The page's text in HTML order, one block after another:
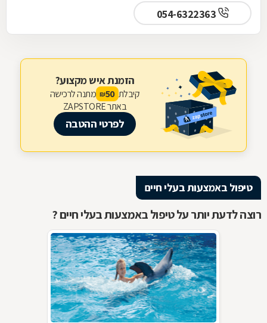
הזמנת איש מקצוע?
קיבלת 50
₪ מתנה לרכישה
באתר ZAPSTORE
לפרטי ההטבה
טיפול באמצעות בעלי חיים
רוצה לדעת יותר על טיפול באמצעות בעלי חיים ?